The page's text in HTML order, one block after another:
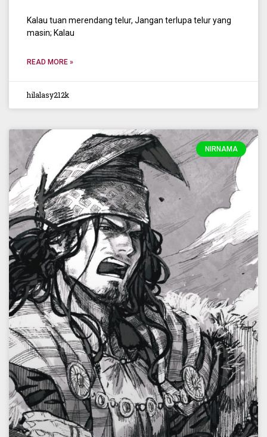
Kalau tuan merendang telur, Jangan terlupa telur yang
masin; Kalau
READ MORE »
hilalasy212k
NIRNAMA